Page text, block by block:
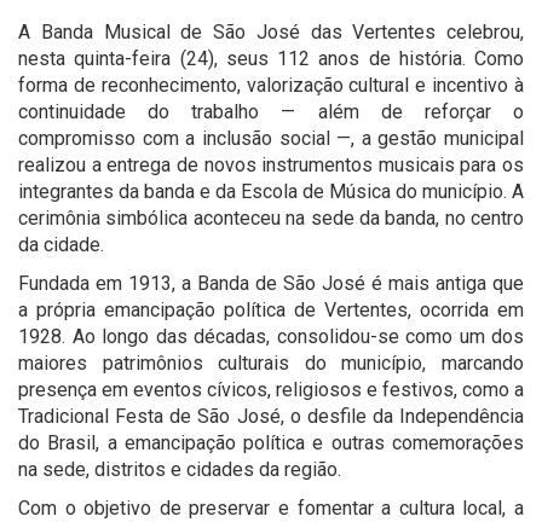
A Banda Musical de São José das Vertentes celebrou,
nesta quinta-feira (24), seus 112 anos de história. Como
forma de reconhecimento, valorização cultural e incentivo à
continuidade do trabalho — além de reforçar o
compromisso com a inclusão social —, a gestão municipal
realizou a entrega de novos instrumentos musicais para os
integrantes da banda e da Escola de Música do município. A
cerimônia simbólica aconteceu na sede da banda, no centro
da cidade.
Fundada em 1913, a Banda de São José é mais antiga que
a própria emancipação política de Vertentes, ocorrida em
1928. Ao longo das décadas, consolidou-se como um dos
maiores patrimônios culturais do município, marcando
presença em eventos cívicos, religiosos e festivos, como a
Tradicional Festa de São José, o desfile da Independência
do Brasil, a emancipação política e outras comemorações
na sede, distritos e cidades da região.
Com o objetivo de preservar e fomentar a cultura local, a